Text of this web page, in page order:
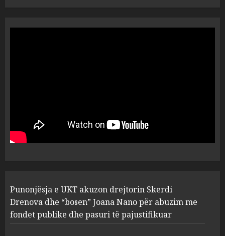
1
“bosen” Joana Nano për
abuzim me fondet publike dhe
pasuri të pajustifikuar
2
Apolonia- Gramshi, nis
procedim penal për Koço
Kokëdhimën (VIDEO)
MARCH 27, 2025
Punonjësja e UKT akuzon drejtorin Skerdi
Drenova dhe “bosen” Joana Nano për abuzim me
fondet publike dhe pasuri të pajustifikuar